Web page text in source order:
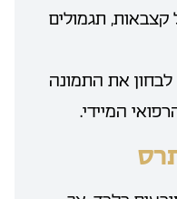
קצבאות, תגמולים
לבחון את התמונה
המיידי.